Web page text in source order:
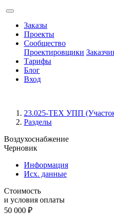
Заказы
Проекты
Сообщество
Проектировщики
Тарифы
Блог
Вход
23.025-ТЕХ УПП
Разделы
Воздухоснабжение
Черновик
Информация
Исх. данные
Стоимость
и условия оплаты
50 000 ₽